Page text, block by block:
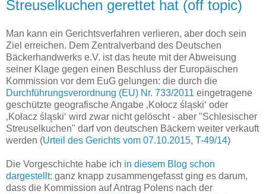
Streuselkuchen gerettet hat (off topic)
Man kann ein Gerichtsverfahren verlieren, aber doch sein
Ziel erreichen. Dem Zentralverband des Deutschen
Bäckerhandwerks e.V. ist das heute mit der Abweisung
seiner Klage gegen einen Beschluss der Europäischen
Kommission vor dem EuG gelungen: die durch die
Durchführungsverordnung (EU) Nr. 733/2011 eingetragene
geschützte geografische Angabe ‚Kołocz śląski‘ oder
‚Kołacz śląski‘ wird zwar nicht gelöscht - aber "Schlesischer
Streuselkuchen" darf von deutschen Bäckern weiter verkauft
werden (Urteil des Gerichts vom 07.10.2015, T-49/14)
Die Vorgeschichte habe ich in diesem Blog schon
dargestellt: ganz knapp zusammengefasst ging es darum,
dass die Kommission auf Antrag Polens nach der